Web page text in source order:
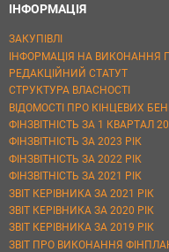
ІНФОРМАЦІЯ
ЗАКУПІВЛІ
ІНФОРМАЦІЯ НА ВИКОНАННЯ
РЕДАКЦІЙНИЙ СТАТУТ
СТРУКТУРА ВЛАСНОСТІ
ВІДОМОСТІ ПРО КІНЦЕВИХ
ФІНЗВІТНІСТЬ ЗА 1 КВАРТАЛ
ФІНЗВІТНІСТЬ ЗА 2023 РІК
ФІНЗВІТНІСТЬ ЗА 2022 РІК
ФІНЗВІТНІСТЬ ЗА 2021 РІК
ЗВІТ КЕРІВНИКА ЗА 2021 РІК
ЗВІТ КЕРІВНИКА ЗА 2020 РІК
ЗВІТ КЕРІВНИКА ЗА 2019 РІК
ЗВІТ ПРО ВИКОНАННЯ